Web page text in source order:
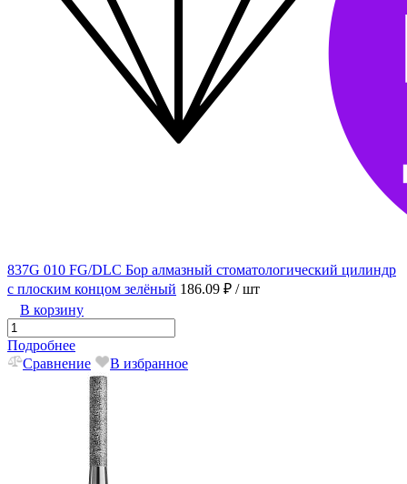
837G 010 FG/DLC Бор алмазный стоматологический цилиндр
с плоским концом зелёный 186.09 ₽ / шт
В корзину
Подробнее
Сравнение
В избранное